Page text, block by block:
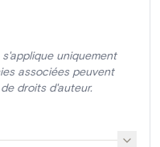
uniquement
associées peuvent
droits d'auteur.